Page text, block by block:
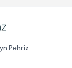
Pəhriz